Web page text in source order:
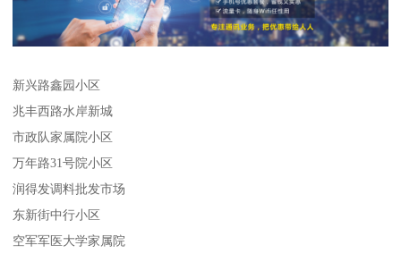
新兴路鑫园小区
兆丰西路水岸新城
市政队家属院小区
万年路31号院小区
润得发调料批发市场
东新街中行小区
空军军医大学家属院